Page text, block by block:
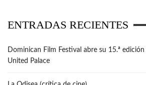
ENTRADAS RECIENTES
Dominican Film Festival abre su 15.ª
United Palace